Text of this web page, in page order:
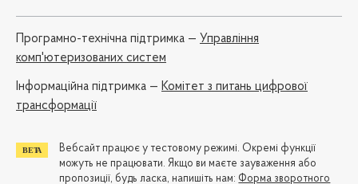
Програмно-технічна підтримка — Управління
комп'ютеризованих систем
Iнформаційна підтримка — Комітет з питань цифрової
трансформації
Вебсайт працює у тестовому режимі. Окремі функції
можуть не працювати. Якщо ви маєте зауваження або
пропозиції, будь ласка, напишіть нам: Форма зворотного